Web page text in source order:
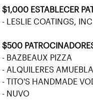
$1,000 ESTABLECER
- LESLIE COATINGS,
$500
- BAZBEAUX PIZZA
- ALQUILERES
- TITO'S HANDMADE
- NUVO